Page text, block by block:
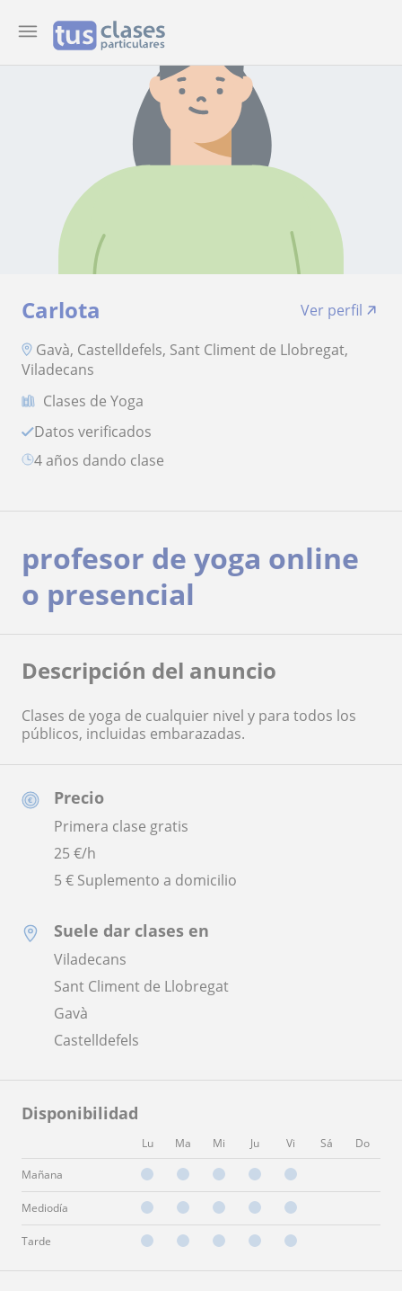
Carlota
Ver perfil
Gavà, Castelldefels, Sant Climent de Llobregat,
Viladecans
Clases de Yoga
Datos verificados
4 años dando clase
Precio
Primera clase gratis
25€/h
5 € Suplemento a domicilio
Suele dar clases en
Viladecans
Sant Climent de Llobregat
Gavà
Castelldefels
Disponibilidad
Lu Ma Mi Ju Vi Sá Do
Mañana
Mediodía
Tarde
profesor de yoga online
o presencial
Descripción del anuncio
Clases de yoga de cualquier nivel y para todos los
públicos, incluidas embarazadas.